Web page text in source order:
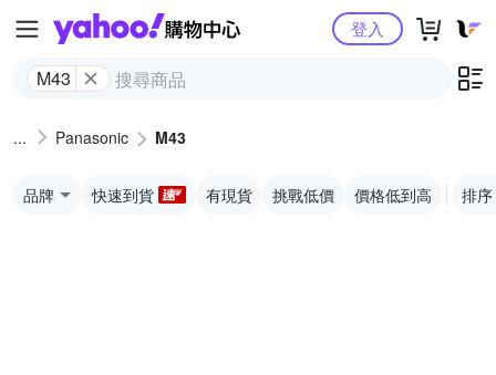
Yahoo購物中心
M43
登入
Panasonic M43
品牌 快速到貨 有現貨 挑戰低價 價格低到高 排序